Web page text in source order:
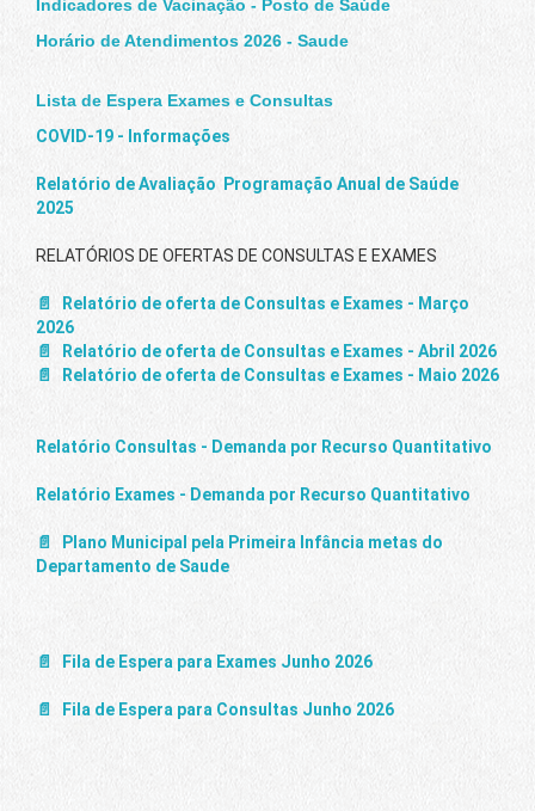
Indicadores de Vacinação - Posto de Saúde
Horário de Atendimentos 2026 - Saude
Lista de Espera Exames e Consultas
COVID-19 - Informações
Relatório de Avaliação Programação Anual de Saúde
2025
RELATÓRIOS DE OFERTAS DE CONSULTAS E EXAMES
Relatório de oferta de Consultas e Exames - Março
2026
Relatório de oferta de Consultas e Exames - Abril 2026
Relatório de oferta de Consultas e Exames - Maio 2026
Relatório Consultas - Demanda por Recurso Quantitativo
Relatório Exames - Demanda por Recurso Quantitativo
Plano Municipal pela Primeira Infância metas do
Departamento de Saude
Fila de Espera para Exames Junho 2026
Fila de Espera para Consultas Junho 2026